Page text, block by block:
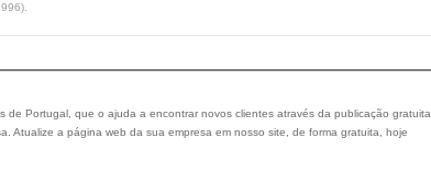
de Portugal, que o ajuda a encontrar novos clientes através da publicação gratuita
Atualize a página web da sua empresa em nosso site, de forma gratuita, hoje